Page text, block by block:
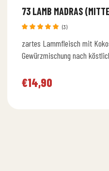
73 LAMB MADRAS
mit5.00
(3)
zartes Lammfleisch mit
Gewürzmischung nach
€14,90